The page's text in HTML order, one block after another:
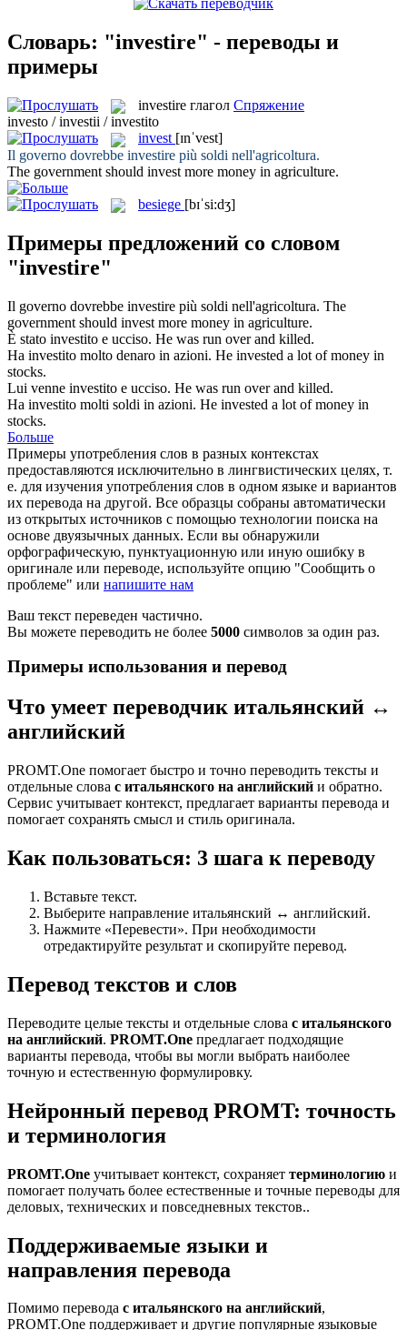
Словарь: "investire" - переводы и
примеры
investire глагол Спряжение
investo / investii / investito
invest [ɪnˈvest]
Il governo dovrebbe investire più soldi nell'agricoltura.
The government should invest more money in agriculture.
besiege [bɪˈsi:dʒ]
Примеры предложений со словом
"investire"
Il governo dovrebbe investire più soldi nell'agricoltura. The
government should invest more money in agriculture.
È stato investito e ucciso. He was run overand killed.
Ha investito molto denaro in azioni. He invested a lot of money in
stocks.
Lui venne investito e ucciso. He was run overand killed.
Ha investito molti soldi in azioni. He invested a lot of money in
stocks.
Больше
Примеры употребления слов в разных контекстах
предоставляются исключительно в лингвистических целях, т.
е. для изучения употребления слов в одном языке и вариантов
их перевода на другой. Все образцы собраны автоматически
из открытых источников с помощью технологии поиска на
основе двуязычных данных. Если вы обнаружили
орфографическую, пунктуационную или иную ошибку в
оригинале или переводе, используйте опцию "Сообщить о
проблеме" или напишите нам
Ваш текст переведен частично.
Вы можете переводить не более 5000 символов за один раз.
Примеры использования и перевод
Что умеет переводчик итальянский ↔
английский
PROMT.One помогает быстро и точно переводить тексты и
отдельные слова с итальянского на английский и обратно.
Сервис учитывает контекст, предлагает варианты перевода и
помогает сохранять смысл и стиль оригинала.
Как пользоваться: 3 шага к переводу
Вставьте текст.
Выберите направление итальянский ↔ английский.
Нажмите «Перевести». При необходимости
отредактируйте результат и скопируйте перевод.
Перевод текстов и слов
Переводите целые тексты и отдельные слова с итальянского
на английский. PROMT.One предлагает подходящие
варианты перевода, чтобы вы могли выбрать наиболее
точную и естественную формулировку.
Нейронный перевод PROMT: точность
и терминология
PROMT.One учитывает контекст, сохраняет терминологию и
помогает получать более естественные и точные переводы для
деловых, технических и повседневных текстов..
Поддерживаемые языки и
направления перевода
Помимо перевода с итальянского на английский,
PROMT.One поддерживает и другие популярные языковые